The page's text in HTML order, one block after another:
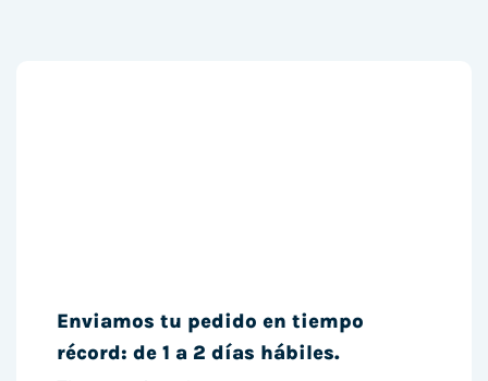
Enviamos tu pedido en tiempo
récord: de 1 a 2 días hábiles.